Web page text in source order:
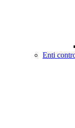
Enti